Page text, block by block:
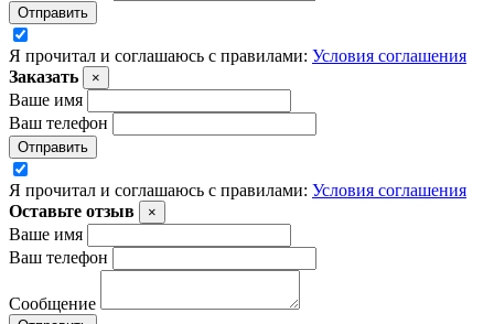
Отправить
Я прочитал и соглашаюсь с правилами: Условия соглашения
Заказать
×
Ваше имя
Ваш телефон
Отправить
Я прочитал и соглашаюсь с правилами: Условия соглашения
Оставьте отзыв
×
Ваше имя
Ваш телефон
Сообщение